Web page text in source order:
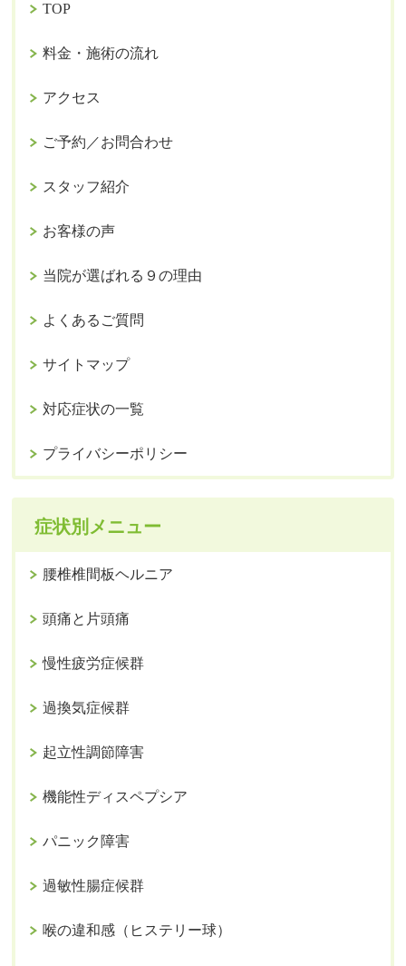
TOP
料金・施術の流れ
アクセス
ご予約／お問合わせ
スタッフ紹介
お客様の声
当院が選ばれる９の理由
よくあるご質問
サイトマップ
対応症状の一覧
プライバシーポリシー
症状別メニュー
腰椎椎間板ヘルニア
頭痛と片頭痛
慢性疲労症候群
過換気症候群
起立性調節障害
機能性ディスペプシア
パニック障害
過敏性腸症候群
喉の違和感（ヒステリー球）